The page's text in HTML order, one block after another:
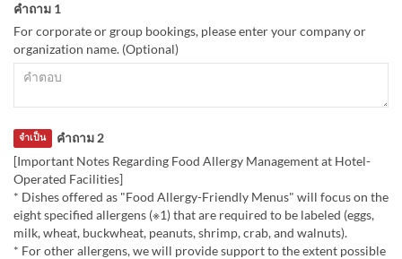
คำถาม 1
For corporate or group bookings, please enter your company or
organization name. (Optional)
คำถาม 2
จำเป็น
[Important Notes Regarding Food Allergy Management at Hotel-
Operated Facilities]
* Dishes offered as "Food Allergy-Friendly Menus" will focus on the
eight specified allergens (※1) that are required to be labeled (eggs,
milk, wheat, buckwheat, peanuts, shrimp, crab, and walnuts).
* For other allergens, we will provide support to the extent possible